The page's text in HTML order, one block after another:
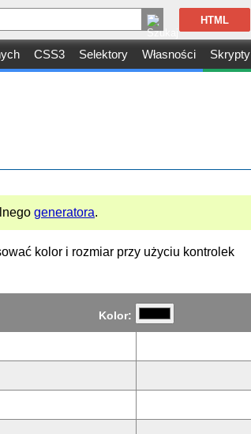
CSS3 Selektory Własności Skrypty
HTML
generatora.
kolor i rozmiar przy użyciu kontrolek
Kolor: